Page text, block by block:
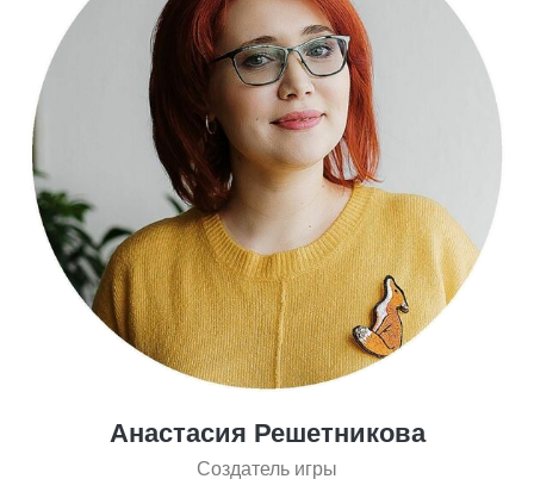
Анастасия Решетникова
Создатель игры